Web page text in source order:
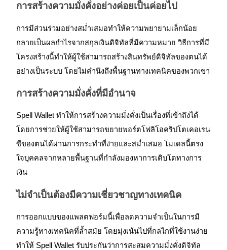
รับรางวัลการแข่งขันทุกวัน
ผลตอบแทนสูงและเข้าถึงได้ทันที
การสร้างความมั่งคั่งอย่างค่อยเป็นค่อยไป
การมีส่วนร่วมอย่างสม่ำเสมอทำให้ความพยายามเล็กน้อย
กลายเป็นผลกำไรจากสกุลเงินดิจิทัลที่มีความหมาย วิธีการที่มี
โครงสร้างนี้ทำให้ผู้ใช้สามารถสร้างสินทรัพย์ดิจิทัลของตนได้
อย่างเป็นระบบ โดยไม่คำนึงถึงพื้นฐานทางเทคนิคของพวกเขา
การสร้างความมั่งคั่งที่มีอำนาจ
Spell Wallet ทำให้การสร้างความมั่งคั่งเป็นเรื่องที่เข้าถึงได้
โดยการช่วยให้ผู้ใช้สามารถขยายพอร์ตโฟลิโอคริปโตเคอเรน
ซีของตนได้ผ่านการกระทำที่ง่ายและสม่ำเสมอ โมเดลนี้ตรง
ใจบุคคลจากหลายพื้นฐานที่กำลังมองหาการเติบโตทางการ
เงิน
ไม่จำเป็นต้องมีความเชี่ยวชาญทางเทคนิค
การออกแบบของแพลตฟอร์มนี้เพื่อลดความจำเป็นในการมี
ความรู้ทางเทคนิคที่ล้ำสมัย โดยมุ่งเน้นไปที่กลไกที่ใช้งานง่าย
ทำให้ Spell Wallet รับประกันว่าการสะสมความมั่งคั่งดิจิทัล